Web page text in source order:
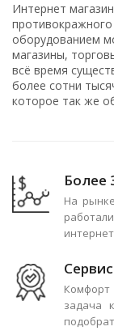
Интернет
оборудованием
магазины,
всё время
более сотни
которое так же
Более
На
Сервис
Комфорт
задача